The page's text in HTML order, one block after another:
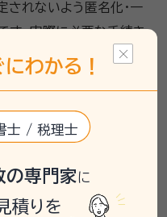
されないよう匿名化・一
す。実際に必要な手続き
異なるため、詳しくは専
。
に悩ん
わかる！
士 / 税理士
の専門家に
積りを